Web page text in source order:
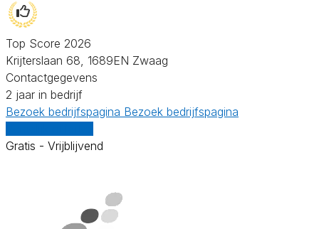
Top Score 2026
Krijterslaan 68, 1689EN Zwaag
Contactgegevens
2 jaar in bedrijf
Bezoek bedrijfspagina Bezoek bedrijfspagina
Gratis - Vrijblijvend